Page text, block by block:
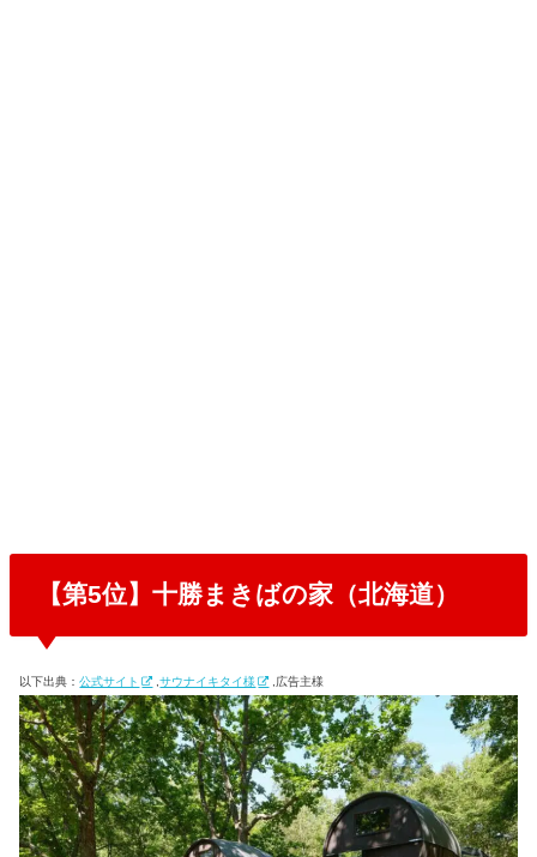
【第5位】十勝まきばの家（北海道）
以下出典：公式サイト ,サウナイキタイ様 ,広告主様